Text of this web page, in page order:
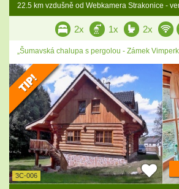
22.5 km vzdušně od Webkamera Strakonice -
2x 1x 2x
„Šumavská chalupa s pergolou - Zámek
3C-006